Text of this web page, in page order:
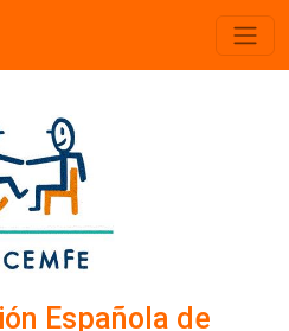
Española de